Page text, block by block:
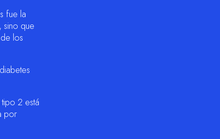
fue la
sino que
los
2 está
por